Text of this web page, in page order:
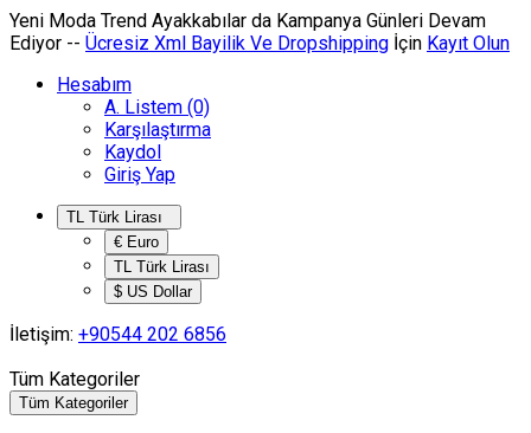
Yeni Moda Trend Ayakkabılar da Kampanya Günleri Devam
Ediyor -- Ücresiz Xml Bayilik Ve Dropshipping İçin Kayıt Olun
Hesabım
A. Listem (0)
Karşılaştırma
Kaydol
Giriş Yap
€ Euro
TL Türk Lirası
$ US Dollar
İletişim: +90544 202 6856
Tüm Kategoriler
Tüm Kategoriler